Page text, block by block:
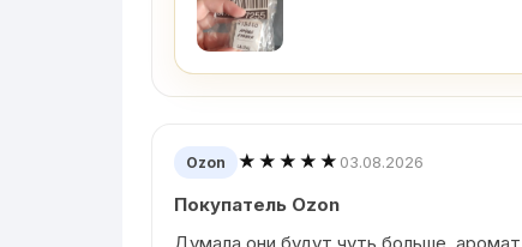
Ozon ★★★★★ 03.08.2026
Покупатель Ozon